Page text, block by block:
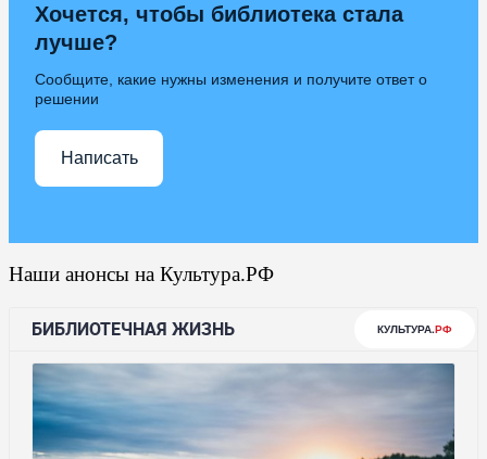
Хочется, чтобы библиотека стала
лучше?
Сообщите, какие нужны изменения и получите ответ о
решении
Написать
Наши анонсы на Культура.РФ